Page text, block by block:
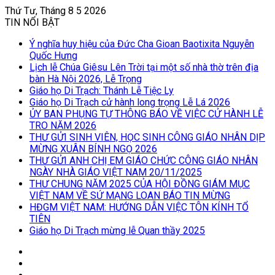
Thứ Tư, Tháng 8 5 2026
TIN NỔI BẬT
Ý nghĩa huy hiệu của Đức Cha Gioan Baotixita Nguyễn
Quốc Hưng
Lịch lễ Chúa Giêsu Lên Trời tại một số nhà thờ trên địa
bàn Hà Nội 2026, Lễ Trọng
Giáo họ Di Trạch: Thánh Lễ Tiệc Ly
Giáo họ Di Trạch cử hành long trọng Lễ Lá 2026
ỦY BAN PHỤNG TỰ THÔNG BÁO VỀ VIỆC CỬ HÀNH LỄ
TRO NĂM 2026
THƯ GỬI SINH VIÊN, HỌC SINH CÔNG GIÁO NHÂN DỊP
MỪNG XUÂN BÍNH NGỌ 2026
THƯ GỬI ANH CHỊ EM GIÁO CHỨC CÔNG GIÁO NHÂN
NGÀY NHÀ GIÁO VIỆT NAM 20/11/2025
THƯ CHUNG NĂM 2025 CỦA HỘI ĐỒNG GIÁM MỤC
VIỆT NAM VỀ SỨ MẠNG LOAN BÁO TIN MỪNG
HĐGM VIỆT NAM: HƯỚNG DẪN VIỆC TÔN KÍNH TỔ
TIÊN
Giáo họ Di Trạch mừng lễ Quan thầy 2025